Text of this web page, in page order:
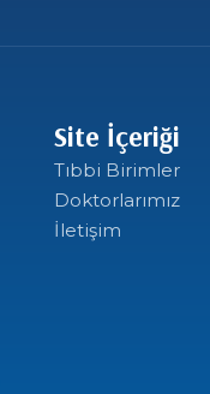
Site İçeriği
Tıbbi Birimler
Doktorlarımız
İletişim